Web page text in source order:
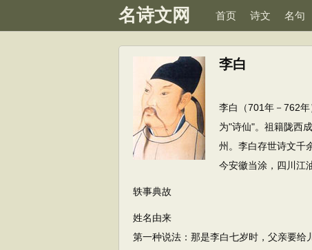
名诗文网 首页 诗文 名句
李白
李白（701年－762
为"诗仙"。祖籍陇西
州。李白存世诗文千
今安徽当涂，四川江
轶事典故
姓名由来
第一种说法：那是李白七岁时，父亲要